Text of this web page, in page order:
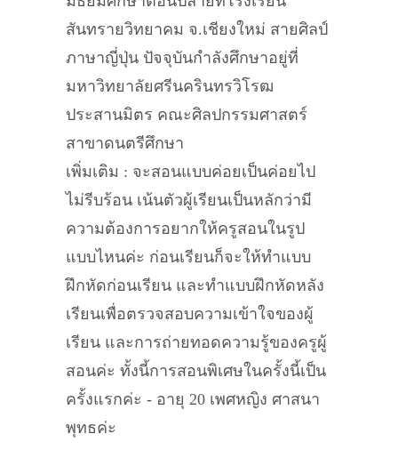
สันทรายวิทยาคม จ.เชียงใหม่ สายศิลป์
ภาษาญี่ปุ่น ปัจจุบันกำลังศึกษาอยู่ที่
มหาวิทยาลัยศรีนครินทรวิโรฒ
ประสานมิตร คณะศิลปกรรมศาสตร์
สาขาดนตรีศึกษา
เพิ่มเติม : จะสอนแบบค่อยเป็นค่อยไป
ไม่รีบร้อน เน้นตัวผู้เรียนเป็นหลักว่ามี
ความต้องการอยากให้ครูสอนในรูป
แบบไหนค่ะ ก่อนเรียนก็จะให้ทำแบบ
ฝึกหัดก่อนเรียน และทำแบบฝึกหัดหลัง
เรียนเพื่อตรวจสอบความเข้าใจของผู้
เรียน และการถ่ายทอดความรู้ของครูผู้
สอนค่ะ ทั้งนี้การสอนพิเศษในครั้งนี้เป็น
ครั้งแรกค่ะ - อายุ 20 เพศหญิง ศาสนา
พุทธค่ะ